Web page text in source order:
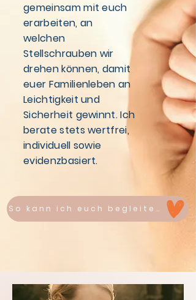
gemeinsam mit euch
erarbeiten, an
welchen
Stellschrauben wir
drehen können, damit
euer Familienleben an
Leichtigkeit und
Sicherheit gewinnt. Ich
berate stets wertfrei,
individuell sowie
evidenzbasiert. ​
So kann ich euch begleiten